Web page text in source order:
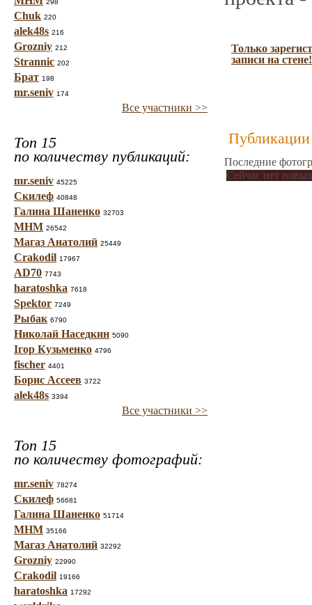
298
Chuk 220
alek48s 216
Grozniy 212
Strannic 202
Брат 198
mr.seniv 174
Все участники >>
Топ 15
по количеству публикаций:
mr.seniv 45225
Скилеф 40848
Галина Шаненко 32703
МНМ 26542
Магаз Анатолий 25449
Crakodil 17967
AD70 7743
haratoshka 7618
Spektor 7249
Рыбак 6790
Николай Наседкин 5090
Ігор Кузьменко 4796
fischer 4401
Борис Ассеев 3722
alek48s 3394
Все участники >>
Топ 15
по количеству фотографий:
mr.seniv 78274
Скилеф 56681
Галина Шаненко 51714
МНМ 35166
Магаз Анатолий 32292
Grozniy 22990
Crakodil 19166
haratoshka 17292
Только
записи на стене!
Публикации
Последние
Сейчас нет